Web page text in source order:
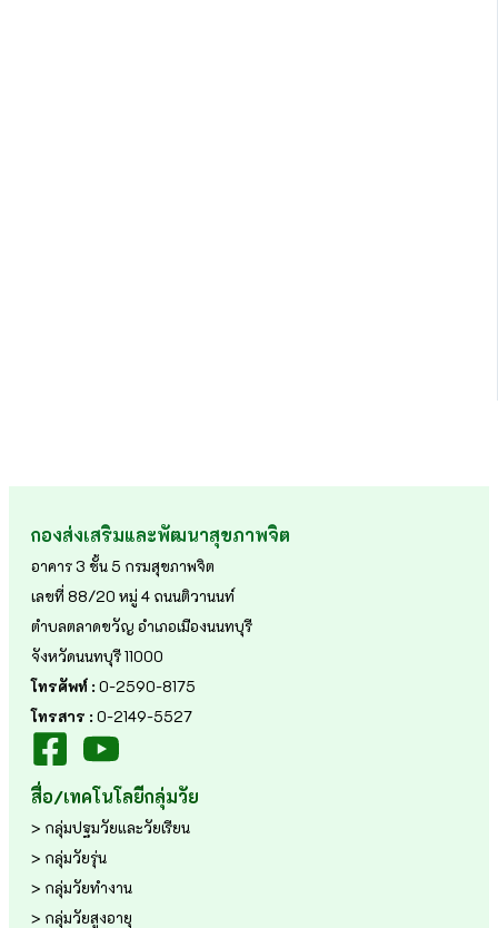
กองส่งเสริมและพัฒนาสุขภาพจิต
อาคาร 3 ชั้น 5 กรมสุขภาพจิต
เลขที่ 88/20 หมู่ 4 ถนนติวานนท์
ตำบลตลาดขวัญ อำเภอเมืองนนทบุรี
จังหวัดนนทบุรี 11000
โทรศัพท์ : 0-2590-8175
โทรสาร : 0-2149-5527
สื่อ/เทคโนโลยีกลุ่มวัย
> กลุ่มปฐมวัยและวัยเรียน
> กลุ่มวัยรุ่น
> กลุ่มวัยทำงาน
> กลุ่มวัยสูงอายุ